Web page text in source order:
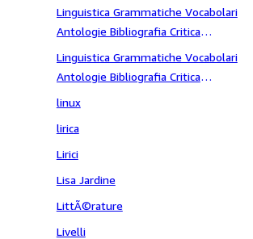
letteraria Storia letteraria Saggi
letterari Dialetti vita intima e
Linguistica Grammatiche Vocabolari
Antologie Bibliografia Critica
letteraria Storia letteraria Saggi
letterari Dialetti vita pubblica
Linguistica Grammatiche Vocabolari
Antologie Bibliografia Critica
letteraria Storia letteraria Saggi
Shakespeare
linux
lirica
Lirici
Lisa Jardine
LittÃ©rature
Livelli